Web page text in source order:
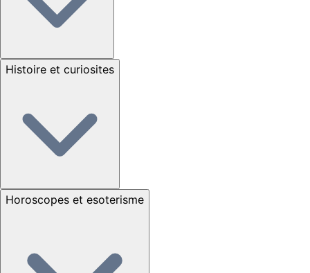
Histoire et curiosites
Horoscopes et esoterisme